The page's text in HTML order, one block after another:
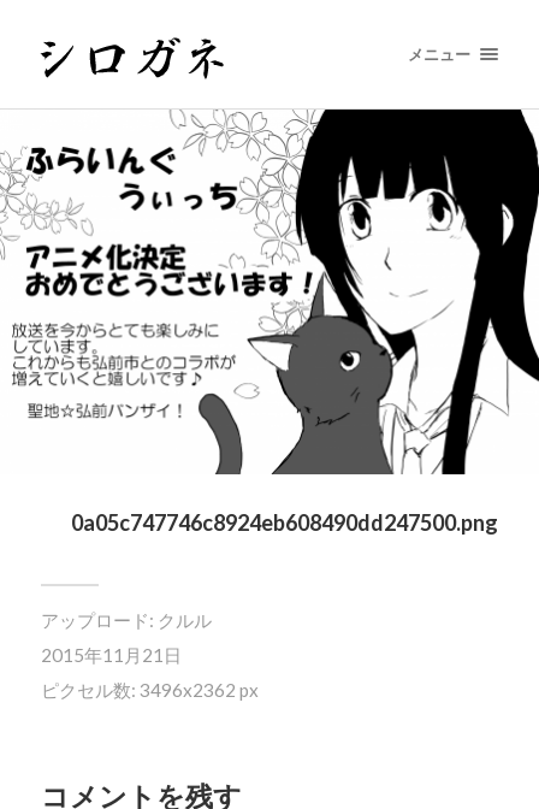
メニュー
0a05c747746c8924eb608490dd247500.png
アップロード: クルル
2015年11月21日
ピクセル数: 3496x2362 px
コメントを残す